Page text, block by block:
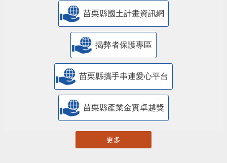
苗栗縣國土計畫資訊網
揭弊者保護專區
苗栗縣攜手串連愛心平台
苗栗縣產業金實卓越獎
更多